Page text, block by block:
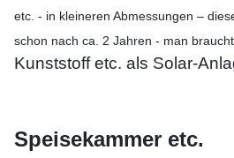
etc. - in kleineren Abmessungen –
schon nach ca. 2 Jahren - man
Kunststoff etc. als Solar-
Speisekammer etc.